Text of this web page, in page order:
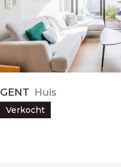
GENT Huis
Verkocht